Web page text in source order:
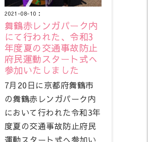
2021-08-10：
舞鶴赤レンガパーク内
にて行われた、令和3
年度夏の交通事故防止
府民運動スタート式へ
参加いたしました
7月20日に京都府舞鶴市
の舞鶴赤レンガパーク内
において行われた令和3年
度夏の交通事故防止府民
運動スタート式へ参加い